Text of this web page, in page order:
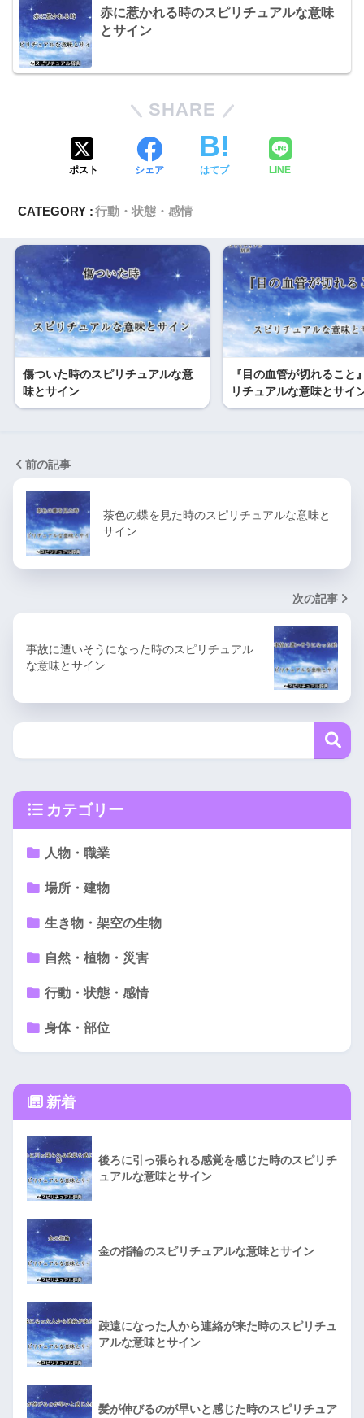
赤に惹かれる時のスピリチュアルな意味
とサイン
SHARE
ポスト シェア はてブ LINE
CATEGORY :行動・状態・感情
傷ついた時のスピリチュアルな意
味とサイン
『目の血管が切れること
リチュアルな意味とサイ
前の記事
茶色の蝶を見た時のスピリチュアルな意味と
サイン
次の記事
事故に遭いそうになった時のスピリチュアル
な意味とサイン
カテゴリー
人物・職業
場所・建物
生き物・架空の生物
自然・植物・災害
行動・状態・感情
身体・部位
新着
後ろに引っ張られる感覚を感じた時のスピリチ
ュアルな意味とサイン
金の指輪のスピリチュアルな意味とサイン
疎遠になった人から連絡が来た時のスピリチュ
アルな意味とサイン
髪が伸びるのが早いと感じた時のスピリチュア